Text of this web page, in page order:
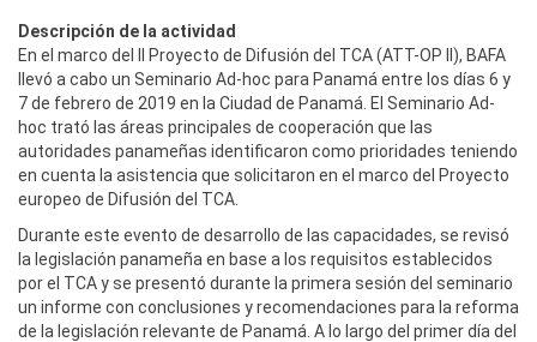
Descripción de la actividad
En el marco del II Proyecto de Difusión del TCA (ATT-OP II), BAFA
llevó a cabo un Seminario Ad-hoc para Panamá entre los días 6 y
7 de febrero de 2019 en la Ciudad de Panamá. El Seminario Ad-
hoc trató las áreas principales de cooperación que las
autoridades panameñas identificaron como prioridades teniendo
en cuenta la asistencia que solicitaron en el marco del Proyecto
europeo de Difusión del TCA.
Durante este evento de desarrollo de las capacidades, se revisó
la legislación panameña en base a los requisitos establecidos
por el TCA y se presentó durante la primera sesión del seminario
un informe con conclusiones y recomendaciones para la reforma
de la legislación relevante de Panamá. A lo largo del primer día del